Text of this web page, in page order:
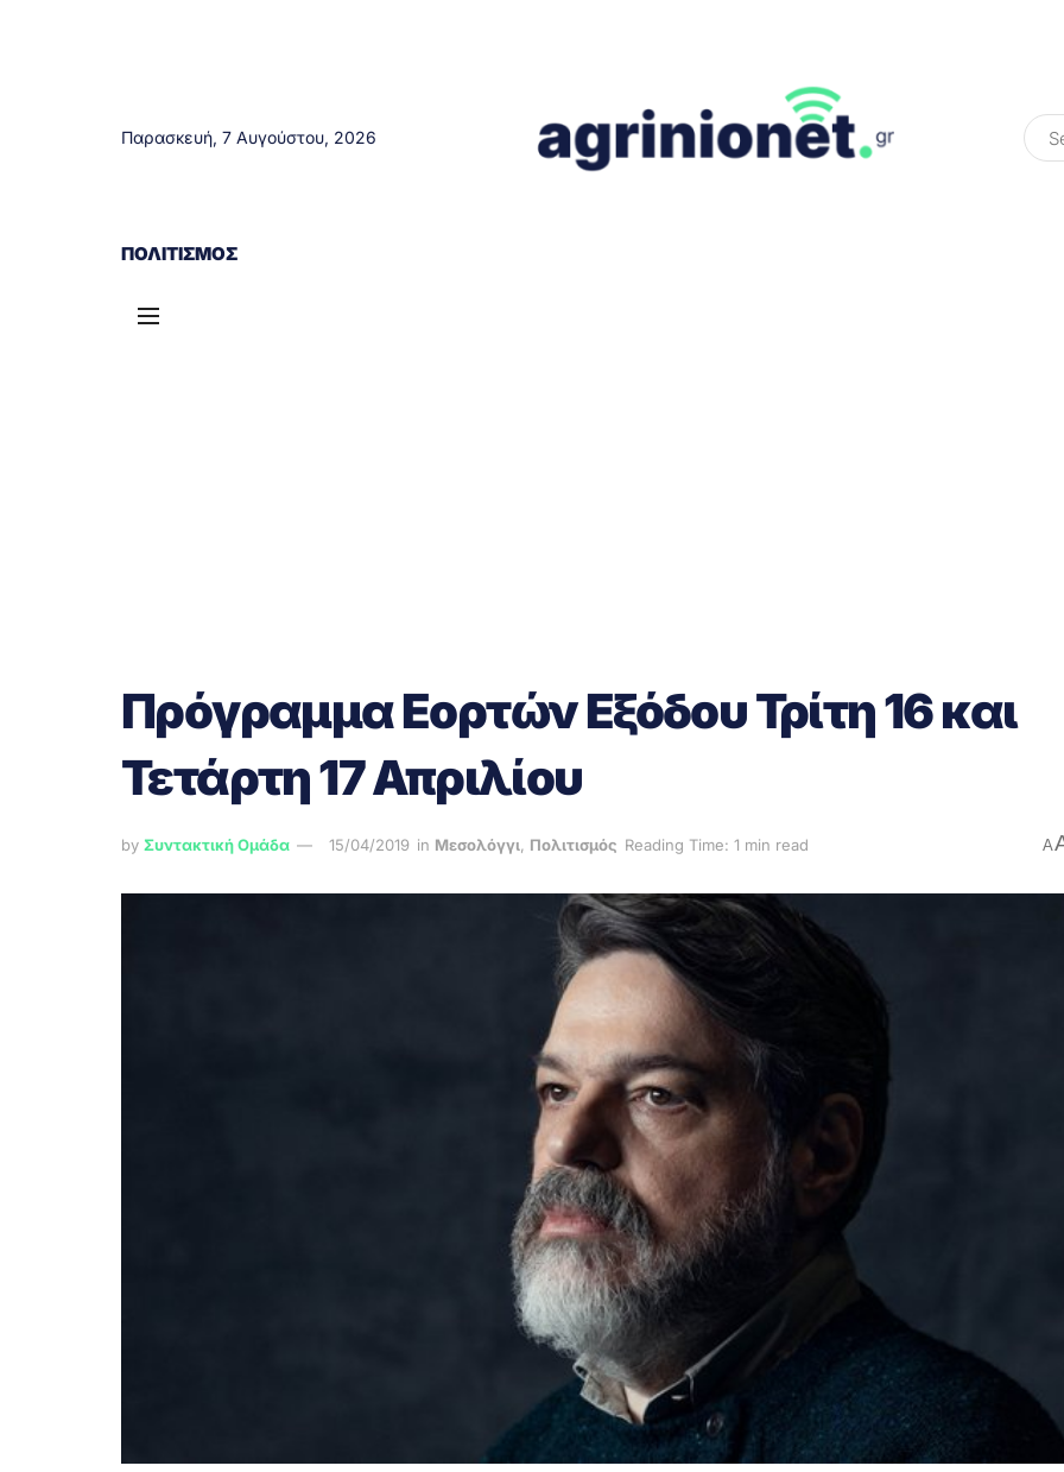
Παρασκευή, 7 Αυγούστου, 2026
ΠΟΛΙΤΙΣΜΌΣ
Πρόγραμμα Εορτών Εξόδου Τρίτη 16 και
Τετάρτη 17 Απριλίου
by Συντακτική Ομάδα 15/04/2019 in Μεσολόγγι, Πολιτισμός Reading Time: 1 min read A